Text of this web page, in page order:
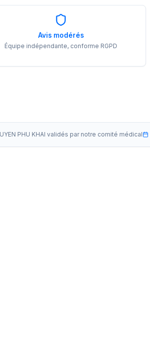
Avis modérés
Équipe indépendante, conforme RGPD
PHU KHAI validés par notre comité médical